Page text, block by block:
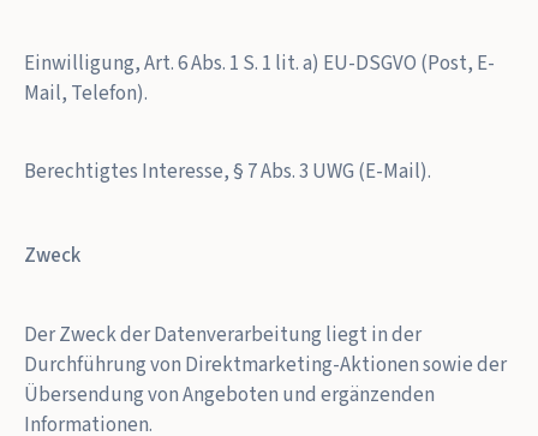
Einwilligung, Art. 6 Abs. 1 S. 1 lit. a) EU-DSGVO (Post, E-
Mail, Telefon).
Berechtigtes Interesse, § 7 Abs. 3 UWG (E-Mail).
Zweck
Der Zweck der Datenverarbeitung liegt in der
Durchführung von Direktmarketing-Aktionen sowie der
Übersendung von Angeboten und ergänzenden
Informationen.